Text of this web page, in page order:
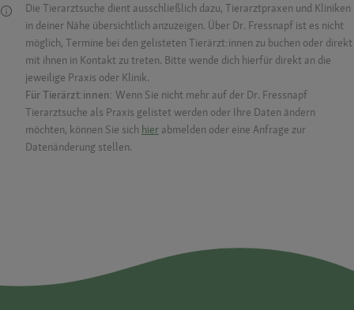
Die Tierarztsuche dient ausschließlich dazu, Tierarztpraxen und Kliniken
in deiner Nähe übersichtlich anzuzeigen. Über Dr. Fressnapf ist es nicht
möglich, Termine bei den gelisteten Tierärzt:innen zu buchen oder direkt
mit ihnen in Kontakt zu treten. Bitte wende dich hierfür direkt an die
jeweilige Praxis oder Klinik.
Für Tierärzt:innen: Wenn Sie nicht mehr auf der Dr. Fressnapf
Tierarztsuche als Praxis gelistet werden oder Ihre Daten ändern
möchten, können Sie sich hier abmelden oder eine Anfrage zur
Datenänderung stellen.